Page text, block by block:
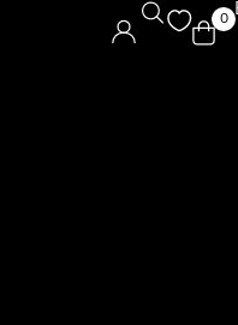
0